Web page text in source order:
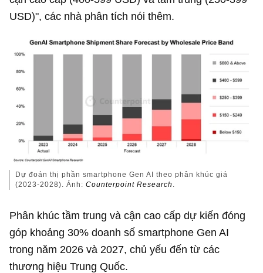
USD)", các nhà phân tích nói thêm.
Dự đoán thị phần smartphone Gen AI theo phân khúc giá
(2023-2028). Ảnh:Counterpoint Research .
Phân khúc tầm trung và cận cao cấp dự kiến đóng
góp khoảng 30% doanh số smartphone Gen AI
trong năm 2026 và 2027, chủ yếu đến từ các
thương hiệu Trung Quốc.